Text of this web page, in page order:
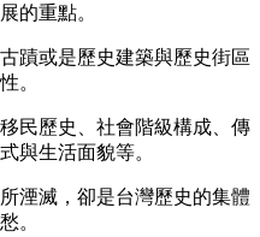
的重點。
蹟或是歷史建築與歷史街區
。
民歷史、社會階級構成、傳
與生活面貌等。
湮滅，卻是台灣歷史的集體
。